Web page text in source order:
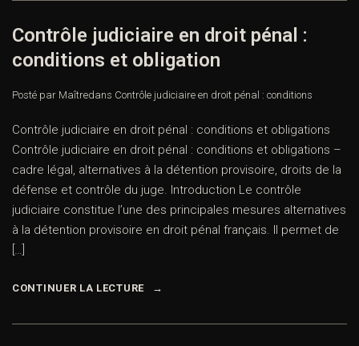
Contrôle judiciaire en droit pénal :
conditions et obligation
Posté par Maîtredans Contrôle judiciaire en droit pénal : conditions
Contrôle judiciaire en droit pénal : conditions et obligations
Contrôle judiciaire en droit pénal : conditions et obligations –
cadre légal, alternatives à la détention provisoire, droits de la
défense et contrôle du juge. Introduction Le contrôle
judiciaire constitue l’une des principales mesures alternatives
à la détention provisoire en droit pénal français. Il permet de
[…]
CONTINUER LA LECTURE